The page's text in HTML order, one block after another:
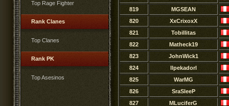
Top Rage Fighter
Rank Clanes
Top Clanes
Rank PK
Top Asesinos
819
MGSEAN
820
XxCrixoxX
821
Tobillitas
822
Matheck19
823
JohnWick1
824
llpekadorl
825
WarMG
826
SraSleeP
827
MLuciferG